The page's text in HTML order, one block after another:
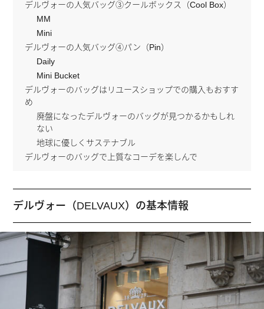
デルヴォーの人気バッグ③クールボックス（Cool Box）
MM
Mini
デルヴォーの人気バッグ④パン（Pin）
Daily
Mini Bucket
デルヴォーのバッグはリユースショップでの購入もおすす
め
廃盤になったデルヴォーのバッグが見つかるかもしれ
ない
地球に優しくサステナブル
デルヴォーのバッグで上質なコーデを楽しんで
デルヴォー（DELVAUX）の基本情報